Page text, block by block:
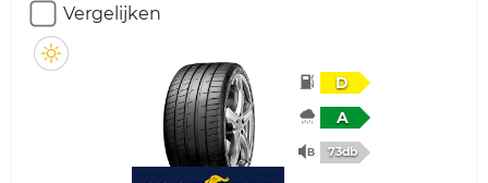
Vergelijken
D
A
73db